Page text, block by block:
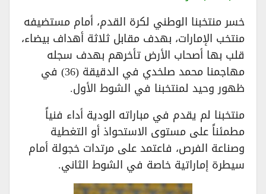
خسر منتخبنا الوطني لكرة القدم، أمام مستضيفه
منتخب الإمارات، بهدف مقابل ثلاثة أهداف بيضاء،
قلب بها أصحاب الأرض تأخرهم بهدف سجله
مهاجمنا محمد صلخدي في الدقيقة (36) في
ظهور وحيد لمنتخبنا في الشوط الأول.
منتخبنا لم يقدم في مباراته الودية أداء فنياً
مطمئناً على مستوى الاستحواذ أو التغطية
وصناعة الفرص، فاعتمد على مرتدات خجولة أمام
سيطرة إماراتية خاصة في الشوط الثاني.